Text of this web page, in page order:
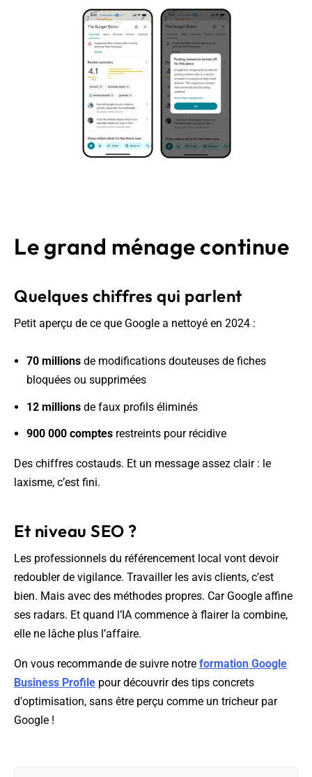
Le grand ménage continue
Quelques chiffres qui parlent
Petit aperçu de ce que Google a nettoyé en 2024 :
70 millions de modifications douteuses de fiches
bloquées ou supprimées
12 millions de faux profils éliminés
900 000 comptes restreints pour récidive
Des chiffres costauds. Et un message assez clair : le
laxisme, c’est fini.
Et niveau SEO ?
Les professionnels du référencement local vont devoir
redoubler de vigilance. Travailler les avis clients, c’est
bien. Mais avec des méthodes propres. Car Google affine
ses radars. Et quand l’IA commence à flairer la combine,
elle ne lâche plus l’affaire.
On vous recommande de suivre notre formation Google
Business Profile pour découvrir des tips concrets
d'optimisation, sans être perçu comme un tricheur par
Google !